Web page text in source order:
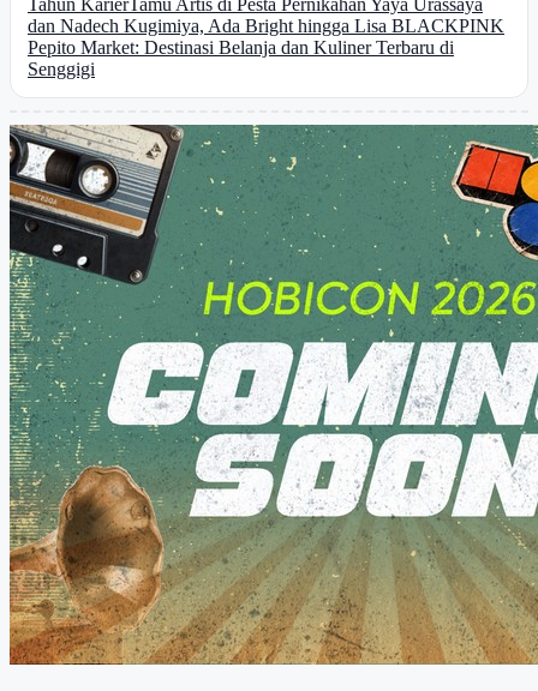
Tahun KarierTamu Artis di Pesta Pernikahan Yaya Urassaya
dan Nadech Kugimiya, Ada Bright hingga Lisa BLACKPINK
Pepito Market: Destinasi Belanja dan Kuliner Terbaru di
Senggigi